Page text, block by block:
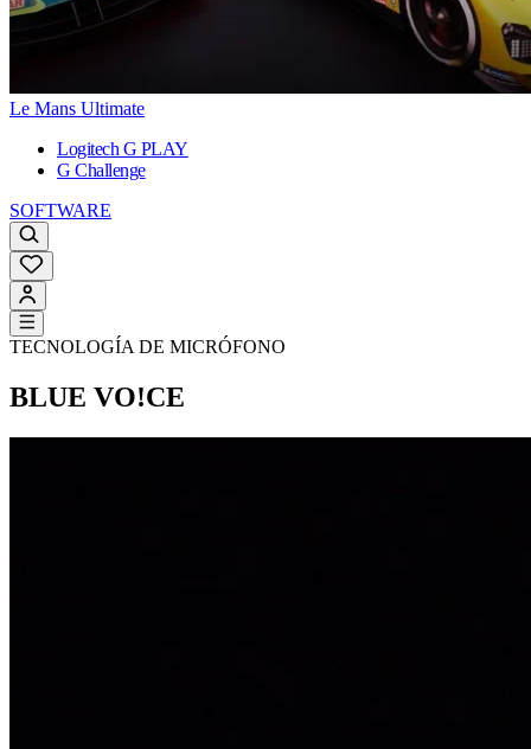
Le Mans Ultimate
Logitech G PLAY
G Challenge
SOFTWARE
TECNOLOGÍA DE MICRÓFONO
BLUE VO!CE